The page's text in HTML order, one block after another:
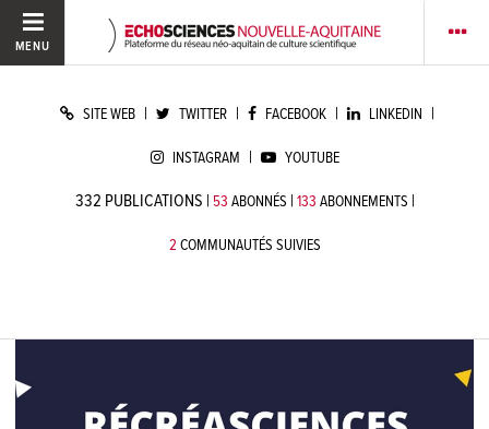
MENU
SITE WEB | TWITTER | FACEBOOK | LINKEDIN |
INSTAGRAM | YOUTUBE
332 PUBLICATIONS | 53 ABONNÉS | 133 ABONNEMENTS |
2 COMMUNAUTÉS SUIVIES